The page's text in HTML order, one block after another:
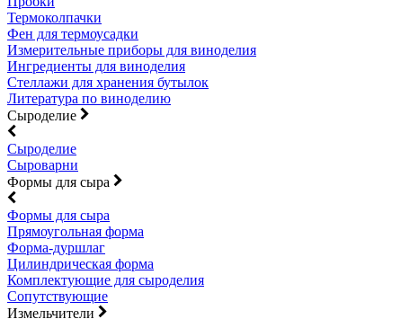
Термоколпачки
Фен для термоусадки
Измерительные приборы для виноделия
Ингредиенты для виноделия
Стеллажи для хранения бутылок
Литература по виноделию
Сыроделие
Сыроделие
Сыроварни
Формы для сыра
Формы для сыра
Прямоугольная форма
Форма-дуршлаг
Цилиндрическая форма
Комплектующие для сыроделия
Сопутствующие
Измельчители